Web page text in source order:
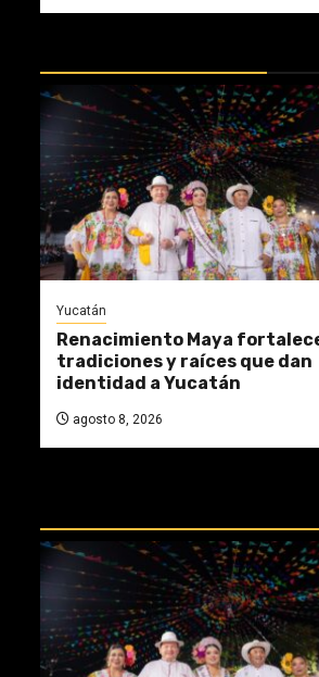
Yucatán
Renacimiento Maya
tradiciones y raíces que dan
identidad a Yucatán
agosto 8, 2026